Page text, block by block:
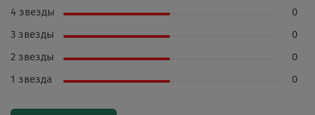
4 звезды
0
3 звезды
0
2 звезды
0
1 звезда
0